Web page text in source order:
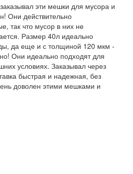
эти мешки для мусора и
Они действительно
так что мусор в них не
Размер 40л идеально
да еще и с толщиной 120 мкм -
Они идеально подходят для
условиях. Заказывал через
быстрая и надежная, без
доволен этими мешками и